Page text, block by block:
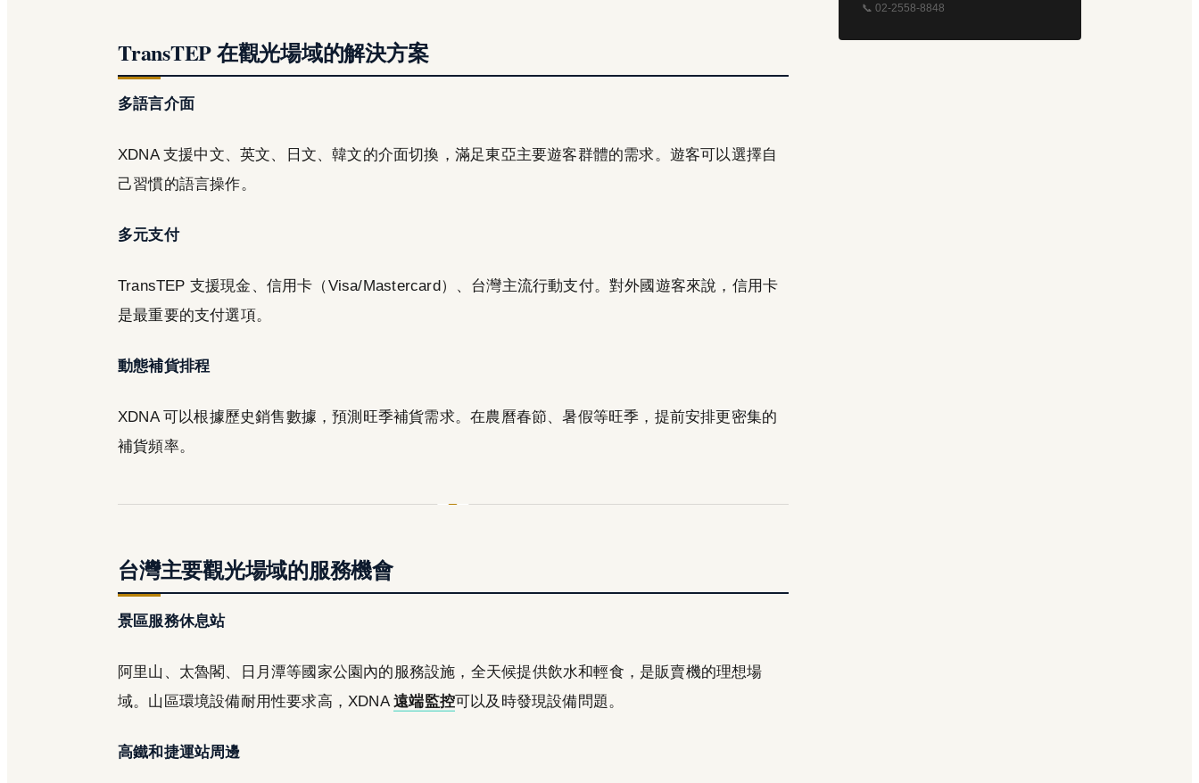
TransTEP 在觀光場域的解決方案
多語言介面
XDNA 支援中文、英文、日文、韓文的介面切換，滿足東亞主要遊客群體的需求。遊客可以選擇自
己習慣的語言操作。
多元支付
TransTEP 支援現金、信用卡（Visa/Mastercard）、台灣主流行動支付。對外國遊客來說，信用卡
是最重要的支付選項。
動態補貨排程
XDNA 可以根據歷史銷售數據，預測旺季補貨需求。在農曆春節、暑假等旺季，提前安排更密集的
補貨頻率。
台灣主要觀光場域的服務機會
景區服務休息站
阿里山、太魯閣、日月潭等國家公園內的服務設施，全天候提供飲水和輕食，是販賣機的理想場
域。山區環境設備耐用性要求高，XDNA遠端監控可以及時發現設備問題。
高鐵和捷運站周邊
📞 02-2558-8848